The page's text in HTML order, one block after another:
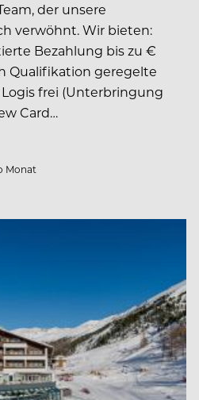
der unsere
verwöhnt. Wir bieten:
Bezahlung bis zu €
Qualifikation geregelte
frei (Unterbringung
Card…
Monat